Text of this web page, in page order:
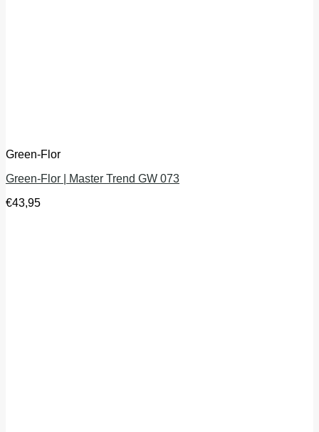
Green-Flor
Green-Flor | Master Trend GW 073
€43,95